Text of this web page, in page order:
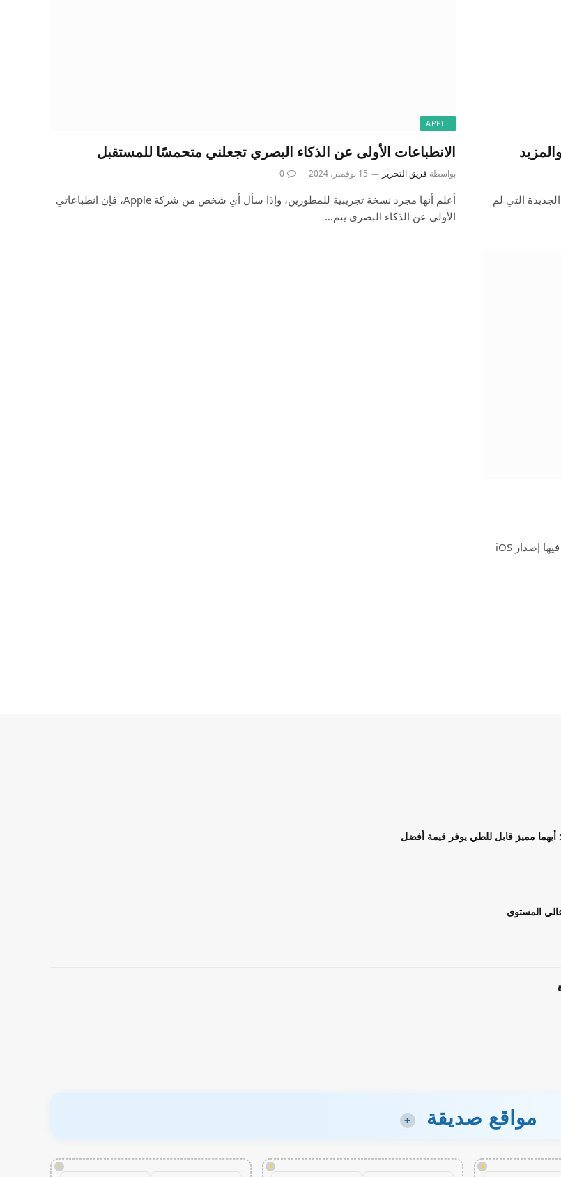
في آخر حلقة من فك تشفير iOSو 9to5mac يبحث في العديد من ميزات iOS الجديدة التي لم
APPLE
الانطباعات الأولى عن الذكاء البصري تجعلني متحمسًا للمستقبل
بواسطة فريق التحرير 15 نوفمبر، 2024 0
أعلم أنها مجرد نسخة تجريبية للمطورين، وإذا سأل أي شخص من شركة Apple، فإن انطباعاتي
الأولى عن الذكاء البصري يتم…
لقد كنت أستخدم ميزة الذكاء المرئي الجديدة من Apple منذ اللحظة التي تم فيها إصدار iOS
مواقع صديقة +
!
!
!